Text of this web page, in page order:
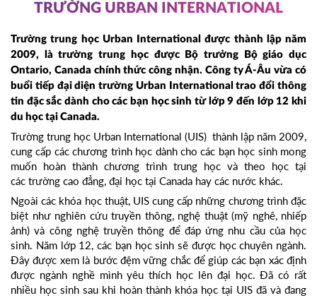
TRƯỜNG URBAN INTERNATIONAL
Trường trung học Urban International được thành lập năm
2009, là trường trung học được Bộ trưởng Bộ giáo dục
Ontario, Canada chính thức công nhận. Công ty Á-Âu vừa có
buổi tiếp đại diện trường Urban International trao đổi thông
tin đặc sắc dành cho các bạn học sinh từ lớp 9 đến lớp 12 khi
du học tại Canada.
Trường trung học Urban International (UIS) thành lập năm 2009,
cung cấp các chương trình học dành cho các bạn học sinh mong
muốn hoàn thành chương trình trung học và theo học tại
các trường cao đẳng, đại học tại Canada hay các nước khác.
Ngoài các khóa học thuật, UIS cung cấp những chương trình đặc
biệt như nghiên cứu truyền thông, nghệ thuật (mỹ nghê, nhiếp
ảnh) và công nghệ truyền thông để đáp ứng nhu cầu của học
sinh. Năm lớp 12, các bạn học sinh sẽ được học chuyên ngành.
Đây được xem là bước đệm vững chắc để giúp các bạn xác định
được ngành nghề mình yêu thích học lên đại học. Đã có rất
nhiều học sinh sau khi hoàn thành khóa học tại UIS đã và đang